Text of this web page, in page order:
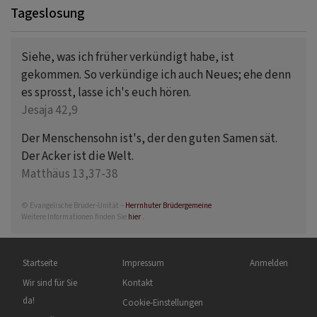
Tageslosung
Siehe, was ich früher verkündigt habe, ist
gekommen. So verkündige ich auch Neues; ehe denn
es sprosst, lasse ich's euch hören.
Jesaja 42,9
Der Menschensohn ist's, der den guten Samen sät.
Der Acker ist die Welt.
Matthäus 13,37-38
© Evangelische Brüder-Unität – Herrnhuter Brüdergemeine
Weitere Informationen finden Sie hier .
Hauptnavigation
Startseite
Wir sind für Sie
da!
Fußbereichsmenü
Impressum
Kontakt
Cookie-Einstellungen
Benutzermenü
Anmelden